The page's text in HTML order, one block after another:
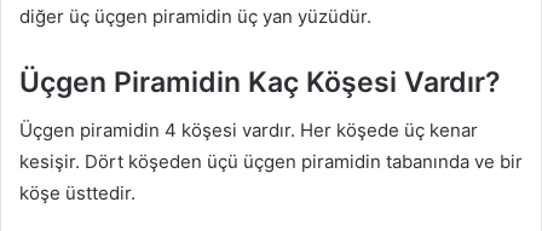
diğer üç üçgen piramidin üç yan yüzüdür.
Üçgen Piramidin Kaç Köşesi Vardır?
Üçgen piramidin 4 köşesi vardır. Her köşede üç kenar
kesişir. Dört köşeden üçü üçgen piramidin tabanında ve bir
köşe üsttedir.